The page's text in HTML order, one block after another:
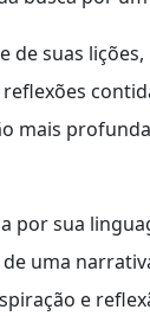
suas
mais
por sua
uma
e